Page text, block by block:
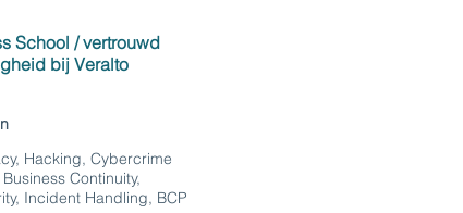
School / vertrouwd
bij Veralto
Hacking, Cybercrime
Continuity,
Incident Handling, BCP